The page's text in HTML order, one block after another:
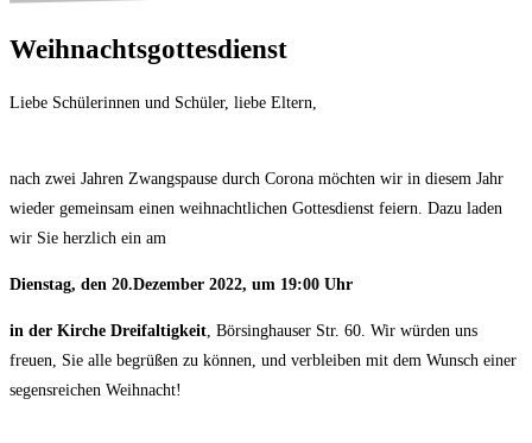
Weihnachtsgottesdienst
Liebe Schülerinnen und Schüler, liebe Eltern,
nach zwei Jahren Zwangspause durch Corona möchten wir in diesem Jahr
wieder gemeinsam einen weihnachtlichen Gottesdienst feiern. Dazu laden
wir Sie herzlich ein am
Dienstag, den 20.Dezember 2022, um 19:00 Uhr
in der Kirche Dreifaltigkeit , Börsinghauser Str. 60. Wir würden uns
freuen, Sie alle begrüßen zu können, und verbleiben mit dem Wunsch einer
segensreichen Weihnacht!